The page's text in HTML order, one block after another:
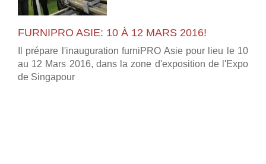
FURNIPRO ASIE: 10 À 12 MARS 2016!
Il prépare l'inauguration furniPRO Asie pour lieu le 10
au 12 Mars 2016, dans la zone d'exposition de l'Expo
de Singapour